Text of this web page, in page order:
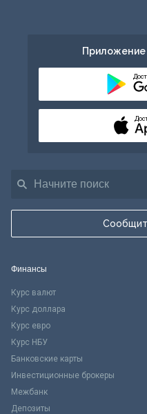
Финансы
Курс валют
Курс доллара
Курс евро
Курс НБУ
Банковские карты
Инвестиционные брокеры
Межбанк
Депозиты